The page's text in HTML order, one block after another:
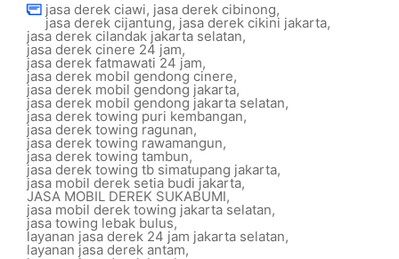
jasa derek ciawi, jasa derek cibinong,
jasa derek cijantung, jasa derek cikini jakarta,
jasa derek cilandak jakarta selatan,
jasa derek cinere 24 jam,
jasa derek fatmawati 24 jam,
jasa derek mobil gendong cinere,
jasa derek mobil gendong jakarta,
jasa derek mobil gendong jakarta selatan,
jasa derek towing puri kembangan,
jasa derek towing ragunan,
jasa derek towing rawamangun,
jasa derek towing tambun,
jasa derek towing tb simatupang jakarta,
jasa mobil derek setia budi jakarta,
JASA MOBIL DEREK SUKABUMI,
jasa mobil derek towing jakarta selatan,
jasa towing lebak bulus,
layanan jasa derek 24 jam jakarta selatan,
layanan jasa derek antam,